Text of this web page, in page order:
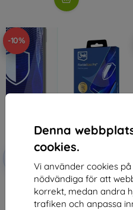
Denna
cookies.
Vi använder cookies
nödvändiga för att
korrekt, medan andra
trafiken och anpassa
-10%
Rabatt
kupong
3mk FlexibleGlass Pro Hybrid
glass for Garett OneKid Phone
337 kr